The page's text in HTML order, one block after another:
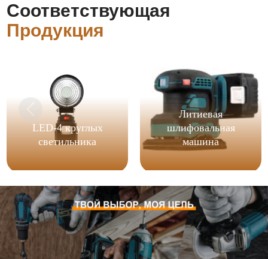
Соответствующая
Продукция
LED-4 круглых
светильника
Литиевая
шлифовальная
машина